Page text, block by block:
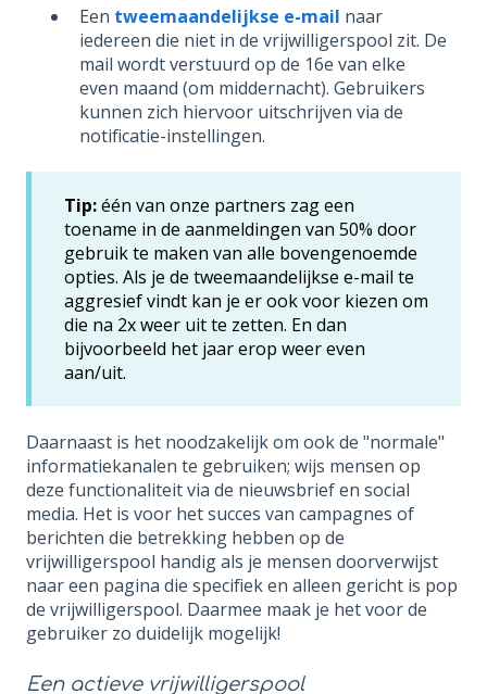
Een tweemaandelijkse e-mail naar
iedereen die niet in de vrijwilligerspool zit. De
mail wordt verstuurd op de 16e van elke
even maand (om middernacht). Gebruikers
kunnen zich hiervoor uitschrijven via de
notificatie-instellingen.
Tip:één van onze partners zag een
toename in de aanmeldingen van 50% door
gebruik te maken van alle bovengenoemde
opties. Als je de tweemaandelijkse e-mail te
aggresief vindt kan je er ook voor kiezen om
die na 2x weer uit te zetten. En dan
bijvoorbeeld het jaar erop weer even
aan/uit.
Daarnaast is het noodzakelijk om ook de "normale"
informatiekanalen te gebruiken; wijs mensen op
deze functionaliteit via de nieuwsbrief en social
media. Het is voor het succes van campagnes of
berichten die betrekking hebben op de
vrijwilligerspool handig als je mensen doorverwijst
naar een pagina die specifiek en alleen gericht is pop
de vrijwilligerspool. Daarmee maak je het voor de
gebruiker zo duidelijk mogelijk!
Een actieve vrijwilligerspool